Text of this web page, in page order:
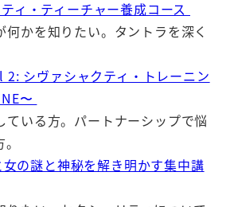
ィ・ティーチャー養成コース
何かを知りたい。タントラを深く
シヴァシャクティ・トレーニン
〜
ている方。パートナーシップで悩
の謎と神秘を解き明かす集中講